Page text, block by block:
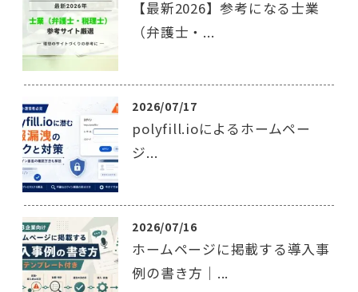
【最新2026】参考になる士業
（弁護士・...
2026/07/17
polyfill.ioによるホームペー
ジ...
2026/07/16
ホームページに掲載する導入事
例の書き方｜...